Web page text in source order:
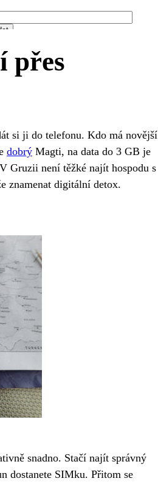
přes
si ji do telefonu. Kdo má novější
dobrý Magti, na data do 3 GB je
Gruzii není těžké najít hospodu s
znamenat digitální detox.
snadno. Stačí najít správný
dostanete SIMku. Přitom se